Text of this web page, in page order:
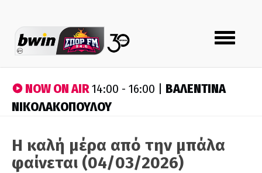
Toggle
navigation
NOW ON AIR14:00 - 16:00 | ΒΑΛΕΝΤΙΝΑ
ΝΙΚΟΛΑΚΟΠΟΥΛΟΥ
Η καλή μέρα από την μπάλα
φαίνεται (04/03/2026)